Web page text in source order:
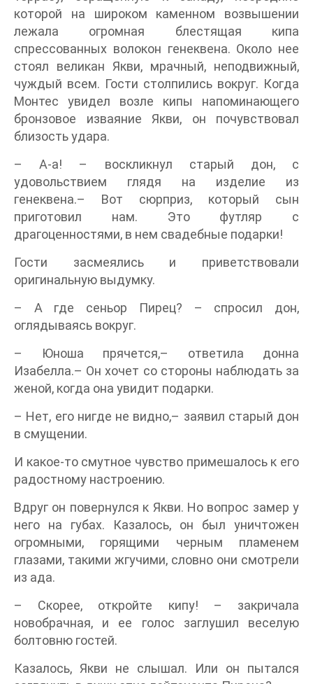
которой на широком каменном возвышении
лежала огромная блестящая кипа
спрессованных волокон генеквена. Около нее
стоял великан Якви, мрачный, неподвижный,
чуждый всем. Гости столпились вокруг. Когда
Монтес увидел возле кипы напоминающего
бронзовое изваяние Якви, он почувствовал
близость удара.
– А-а! – воскликнул старый дон, с
удовольствием глядя на изделие из
генеквена.– Вот сюрприз, который сын
приготовил нам. Это футляр с
драгоценностями, в нем свадебные подарки!
Гости засмеялись и приветствовали
оригинальную выдумку.
– А где сеньор Пирец? – спросил дон,
оглядываясь вокруг.
– Юноша прячется,– ответила донна
Изабелла.– Он хочет со стороны наблюдать за
женой, когда она увидит подарки.
– Нет, его нигде не видно,– заявил старый дон
в смущении.
И какое-то смутное чувство примешалось к его
радостному настроению.
Вдруг он повернулся к Якви. Но вопрос замер у
него на губах. Казалось, он был уничтожен
огромными, горящими черным пламенем
глазами, такими жгучими, словно они смотрели
из ада.
– Скорее, откройте кипу! – закричала
новобрачная, и ее голос заглушил веселую
болтовню гостей.
Казалось, Якви не слышал. Или он пытался